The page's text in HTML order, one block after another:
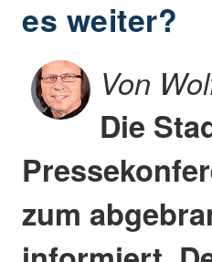
es weiter?
Von
Die
zum